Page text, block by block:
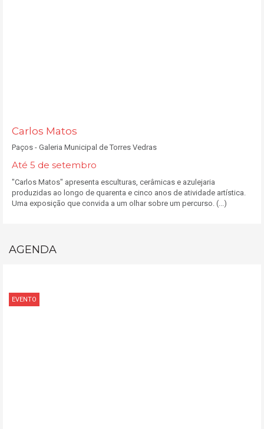
Carlos Matos
Paços - Galeria Municipal de Torres Vedras
Até 5 de setembro
"Carlos Matos" apresenta esculturas, cerâmicas e azulejaria
produzidas ao longo de quarenta e cinco anos de atividade artística.
Uma exposição que convida a um olhar sobre um percurso. (...)
AGENDA
EVENTO